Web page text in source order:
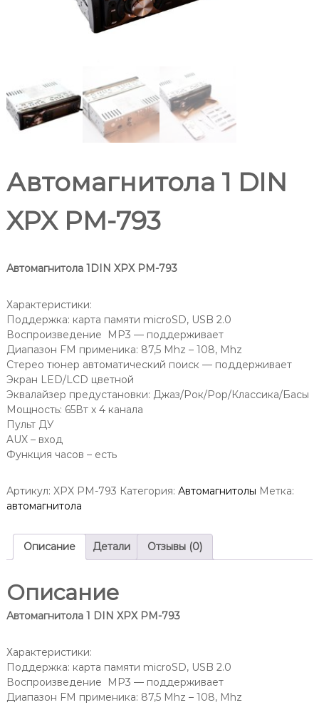
Автомагнитола 1 DIN
XPX PM-793
Автомагнитола 1DIN XPX PM-793
Характеристики:
Поддержка: карта памяти microSD, USB 2.0
Воспроизведение MP3 — поддерживает
Диапазон FM применика: 87,5 Mhz – 108, Mhz
Стерео тюнер автоматический поиск — поддерживает
Экран LED/LCD цветной
Эквалайзер предустановки: Джаз/Рок/Pop/Классика/Басы
Мощность: 65Вт х 4 канала
Пульт ДУ
AUX – вход
Функция часов – есть
Артикул: XPX PM-793 Категория: Автомагнитолы Метка:
автомагнитола
Описание Детали Отзывы (0)
Описание
Автомагнитола 1 DIN XPX PM-793
Характеристики:
Поддержка: карта памяти microSD, USB 2.0
Воспроизведение MP3 — поддерживает
Диапазон FM применика: 87,5 Mhz – 108, Mhz